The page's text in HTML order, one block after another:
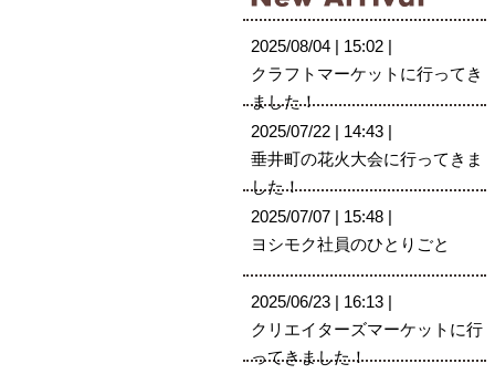
2025/08/04 | 15:02 |
クラフトマーケットに行ってき
ました！
2025/07/22 | 14:43 |
垂井町の花火大会に行ってきま
した！
2025/07/07 | 15:48 |
ヨシモク社員のひとりごと
2025/06/23 | 16:13 |
クリエイターズマーケットに行
ってきました！